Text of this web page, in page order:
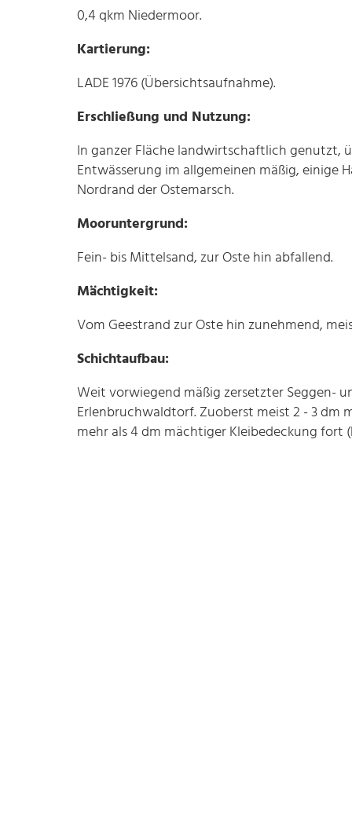
0,4 qkm Niedermoor.
Kartierung:
LADE 1976 (Übersichtsaufnahme).
Erschließung und Nutzung:
In ganzer Fläche landwirtschaftlich genutzt,
Entwässerung im allgemeinen mäßig, einige
Nordrand der Ostemarsch.
Mooruntergrund:
Fein- bis Mittelsand, zur Oste hin abfallend.
Mächtigkeit:
Vom Geestrand zur Oste hin zunehmend,
Schichtaufbau:
Weit vorwiegend mäßig zersetzter Seggen-
Erlenbruchwaldtorf. Zuoberst meist 2 - 3 dm
mehr als 4 dm mächtiger Kleibedeckung fort